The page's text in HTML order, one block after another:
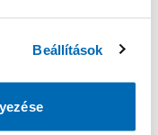
Beállítások